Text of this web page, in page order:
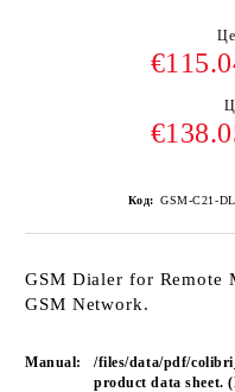
Код: GSM-C21-
GSM Dialer for Remote
GSM Network.
Manual:
/files/data/pdf/
product data sheet.